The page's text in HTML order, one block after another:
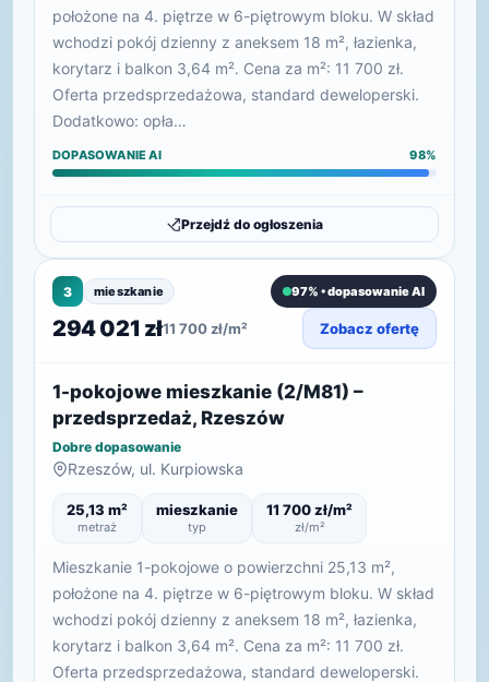
położone na 4. piętrze w 6-piętrowym bloku. W skład
wchodzi pokój dzienny z aneksem 18 m², łazienka,
korytarz i balkon 3,64 m². Cena za m²: 11 700 zł.
Oferta przedsprzedażowa, standard deweloperski.
Dodatkowo: opła…
DOPASOWANIE AI 98%
Przejdź do ogłoszenia
3 mieszkanie 97% • dopasowanie AI
294 021 zł11 700 zł/m² Zobacz ofertę
1-pokojowe mieszkanie (2/M81) –
przedsprzedaż, Rzeszów
Dobre dopasowanie
Rzeszów, ul. Kurpiowska
25,13 m²
metraż
mieszkanie
typ
11 700 zł/m²
zł/m²
Mieszkanie 1-pokojowe o powierzchni 25,13 m²,
położone na 4. piętrze w 6-piętrowym bloku. W skład
wchodzi pokój dzienny z aneksem 18 m², łazienka,
korytarz i balkon 3,64 m². Cena za m²: 11 700 zł.
Oferta przedsprzedażowa, standard deweloperski.